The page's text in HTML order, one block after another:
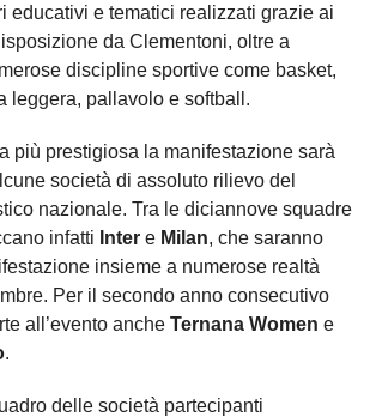
educativi e tematici realizzati grazie ai
da Clementoni, oltre a
discipline sportive come basket,
leggera, pallavolo e softball.
più prestigiosa la manifestazione sarà
società di assoluto rilievo del
nazionale. Tra le diciannove squadre
infatti Inter e Milan, che saranno
insieme a numerose realtà
Per il secondo anno consecutivo
all’evento anche Ternana Women e
.
delle società partecipanti